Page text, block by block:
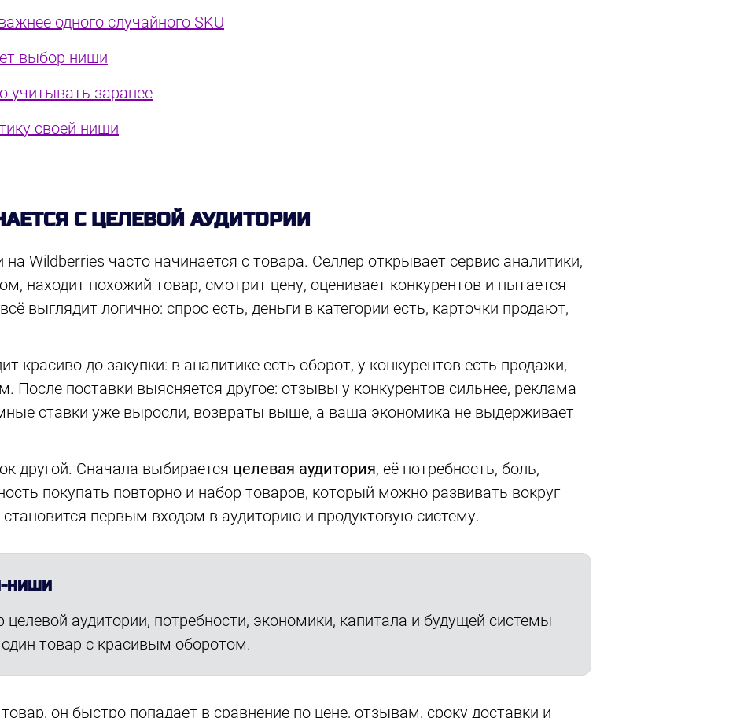
одного случайного SKU
выбор ниши
учитывать заранее
своей ниши
С ЦЕЛЕВОЙ АУДИТОРИИ
Wildberries часто начинается с товара. Селлер открывает сервис аналитики,
находит похожий товар, смотрит цену, оценивает конкурентов и пытается
выглядит логично: спрос есть, деньги в категории есть, карточки продают,
красиво до закупки: в аналитике есть оборот, у конкурентов есть продажи,
После поставки выясняется другое: отзывы у конкурентов сильнее, реклама
ставки уже выросли, возвраты выше, а ваша экономика не выдерживает
другой. Сначала выбирается целевая аудитория, её потребность, боль,
покупать повторно и набор товаров, который можно развивать вокруг
первым входом в аудиторию и продуктовую систему.
НИШИ
аудитории, потребности, экономики, капитала и будущей системы
товар с красивым оборотом.
он быстро попадает в сравнение по цене, отзывам, сроку доставки и